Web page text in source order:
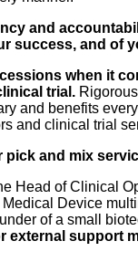
and
success, and of
when it
trial.
and benefits
and clinical trial
pick and mix
Head of Clinical
Device
of a small
external support